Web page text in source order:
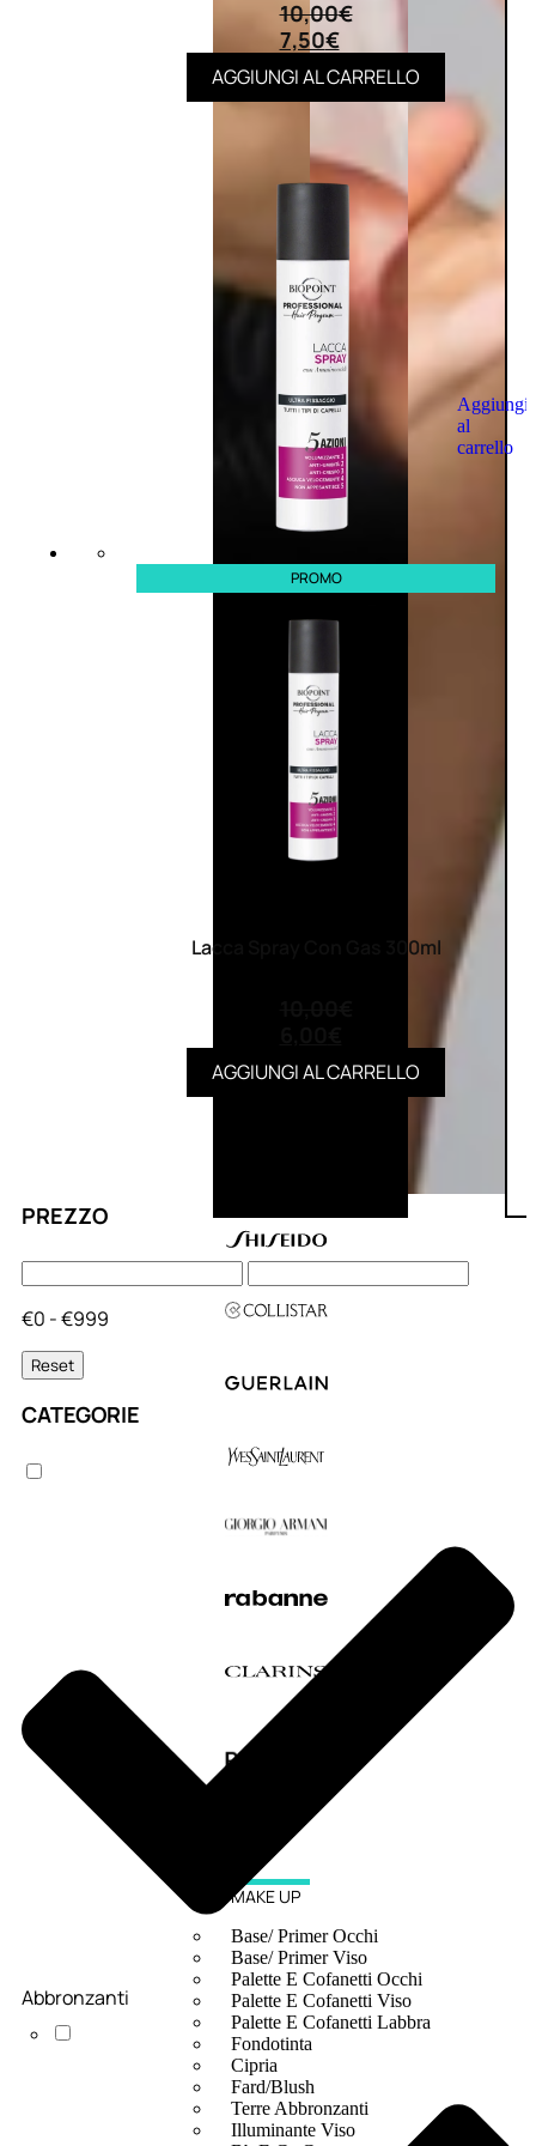
Aggiungi
al
carrello
MAKE UP
Base/ Primer Occhi
Base/ Primer Viso
Palette E Cofanetti Occhi
Palette E Cofanetti Viso
Palette E Cofanetti Labbra
Fondotinta
Cipria
Fard/Blush
Terre Abbronzanti
Illuminante Viso
PREZZO
€0 - €999
Reset
CATEGORIE
Abbronzanti
10,00€
7,50€
AGGIUNGI AL CARRELLO
PROMO
Lacca Spray Con Gas 300ml
AGGIUNGI AL CARRELLO